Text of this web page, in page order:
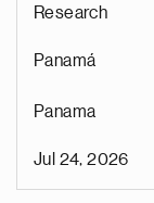
Research
Panamá
Panama
Jul 24, 2026